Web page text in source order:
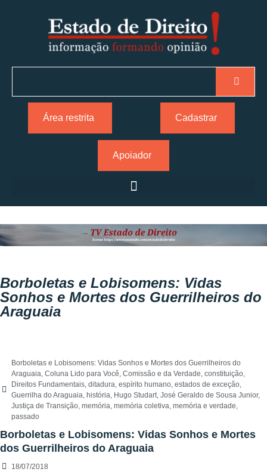
Área restrita Cadastrar
Apoiador
Borboletas e Lobisomens: Vidas
Sonhos e Mortes dos Guerrilheiros do
Araguaia
Borboletas e Lobisomens: Vidas Sonhos e Mortes dos Guerrilheiros do
Araguaia, Coluna Lido para Você, Comissão e da Verdade, constituição,
Direitos Fundamentais, ditadura, espírito humano, estados de exceção,
Guerrilha do Araguaia, história, Hugo Studart, José Geraldo de Sousa Junior,
Justiça de Transição, memória, memória coletiva, memória e verdade,
passado
Borboletas e Lobisomens: Vidas Sonhos e Mortes
dos Guerrilheiros do Araguaia
18/07/2018